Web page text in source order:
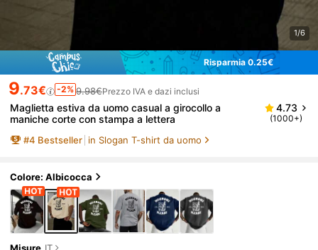
1/6
Risparmia 0.25€
9.73€ -2% 9.98€Prezzo IVA e dazi inclusi
Maglietta estiva da uomo casual a girocollo a
maniche corte con stampa a lettera
4.73
(1000+)
#4 Bestseller in Slogan T-shirt da uomo
Colore: Albicocca